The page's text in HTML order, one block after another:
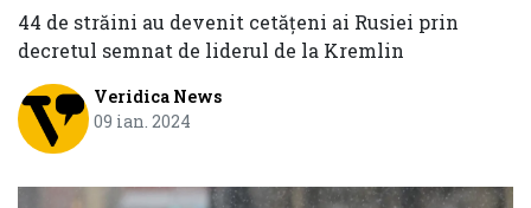
44 de străini au devenit cetățeni ai Rusiei prin
decretul semnat de liderul de la Kremlin
Veridica News
09 ian. 2024